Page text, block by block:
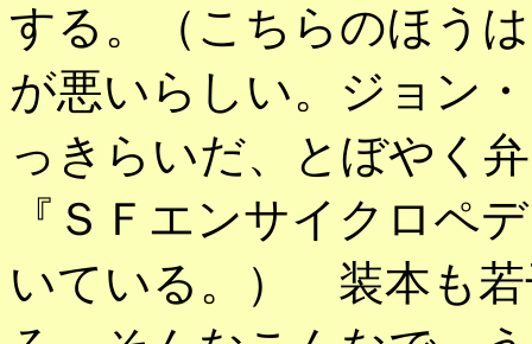
する。（こちらのほう
が悪いらしい。ジョン
っきらいだ、とぼやく
『ＳＦエンサイクロペ
いている。） 装本も若